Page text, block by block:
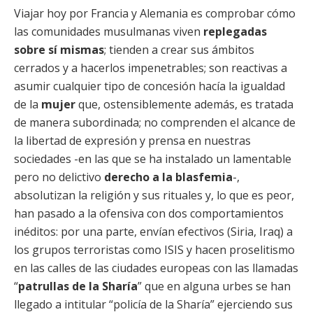
Viajar hoy por Francia y Alemania es comprobar cómo
las comunidades musulmanas viven replegadas
sobre sí mismas; tienden a crear sus ámbitos
cerrados y a hacerlos impenetrables; son reactivas a
asumir cualquier tipo de concesión hacía la igualdad
de la mujerque, ostensiblemente además, es tratada
de manera subordinada; no comprenden el alcance de
la libertad de expresión y prensa en nuestras
sociedades -en las que se ha instalado un lamentable
pero no delictivo derecho a la blasfemia-,
absolutizan la religión y sus rituales y, lo que es peor,
han pasado a la ofensiva con dos comportamientos
inéditos: por una parte, envían efectivos (Siria, Iraq) a
los grupos terroristas como ISIS y hacen proselitismo
en las calles de las ciudades europeas con las llamadas
“patrullas de la Sharía” que en alguna urbes se han
llegado a intitular “policía de la Sharía” ejerciendo sus